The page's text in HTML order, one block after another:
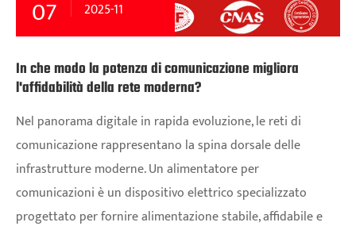
07 2025-11
In che modo la potenza di comunicazione migliora
l'affidabilità della rete moderna?
Nel panorama digitale in rapida evoluzione, le reti di
comunicazione rappresentano la spina dorsale delle
infrastrutture moderne. Un alimentatore per
comunicazioni è un dispositivo elettrico specializzato
progettato per fornire alimentazione stabile, affidabile e